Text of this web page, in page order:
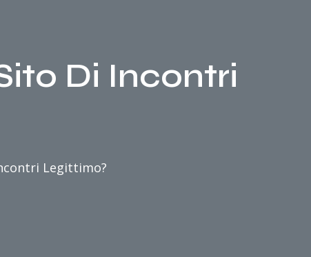
Di Incontri
Legittimo?